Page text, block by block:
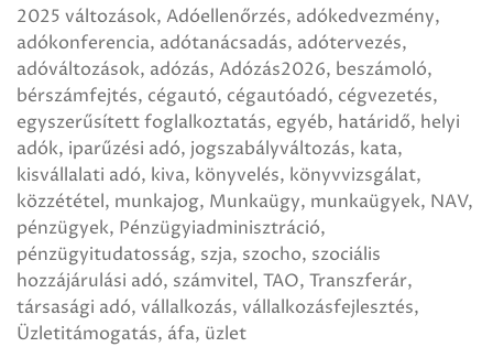
2025 változások Adóellenőrzés adókedvezmény
adókonferencia adótanácsadás adótervezés
adóváltozások adózás Adózás2026 beszámoló
bérszámfejtés cégautó cégautóadó cégvezetés
egyszerűsített foglalkoztatás egyéb határidő helyi
adók iparűzési adó jogszabályváltozás kata
kisvállalati adó kiva könyvelés könyvvizsgálat
közzététel munkajog Munkaügy munkaügyek NAV
pénzügyek Pénzügyiadminisztráció
pénzügyitudatosság szja szocho szociális
hozzájárulási adó számvitel TAO Transzferár
társasági adó vállalkozás vállalkozásfejlesztés
Üzletitámogatás áfa üzlet